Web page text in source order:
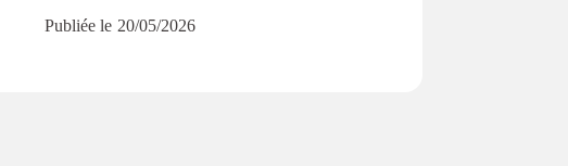
Publiée le 20/05/2026